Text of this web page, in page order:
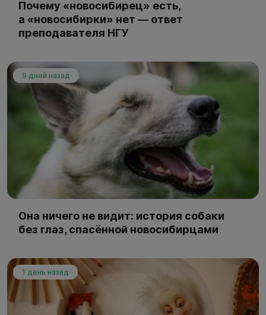
Почему «новосибирец» есть,
а «новосибирки» нет — ответ
преподавателя НГУ
9 дней назад
Она ничего не видит: история собаки
без глаз, спасённой новосибирцами
1 день назад